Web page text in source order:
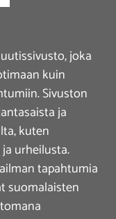
joka
kuin
Sivuston
ja
kuten
urheilusta.
tapahtumia
suomalaisten